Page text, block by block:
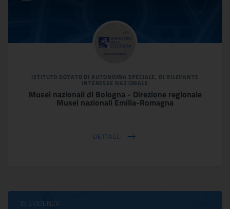
ISTITUTO DOTATO DI AUTONOMIA SPECIALE, DI RILEVANTE
INTERESSE NAZIONALE
Musei nazionali di Bologna - Direzione regionale
Musei nazionali Emilia-Romagna
DETTAGLI
IN EVIDENZA